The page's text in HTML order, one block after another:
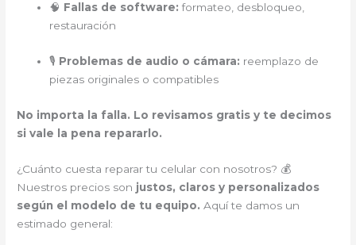
🧠 Fallas de software: formateo, desbloqueo,
restauración
🎙️ Problemas de audio o cámara: reemplazo de
piezas originales o compatibles
No importa la falla. Lo revisamos gratis y te decimos
si vale la pena repararlo.
¿Cuánto cuesta reparar tu celular con nosotros? 💰
Nuestros precios son justos, claros y personalizados
según el modelo de tu equipo. Aquí te damos un
estimado general: